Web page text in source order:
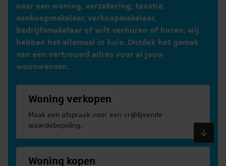
naar een woning, verzekering, taxatie,
aankoopmakelaar, verkoopmakelaar,
bedrijfsmakelaar of wilt verhuren of huren, wij
hebben het allemaal in huis. Ontdek het gemak
van één vertrouwd adres voor al jouw
woonwensen.
Woning verkopen
Maak een afspraak voor een vrijblijvende
waardebepaling.
Meer informatie
Woning kopen